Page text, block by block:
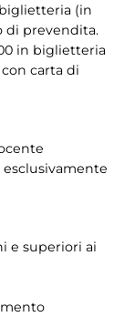
(in
di prevendita.
in biglietteria
carta di
e superiori ai